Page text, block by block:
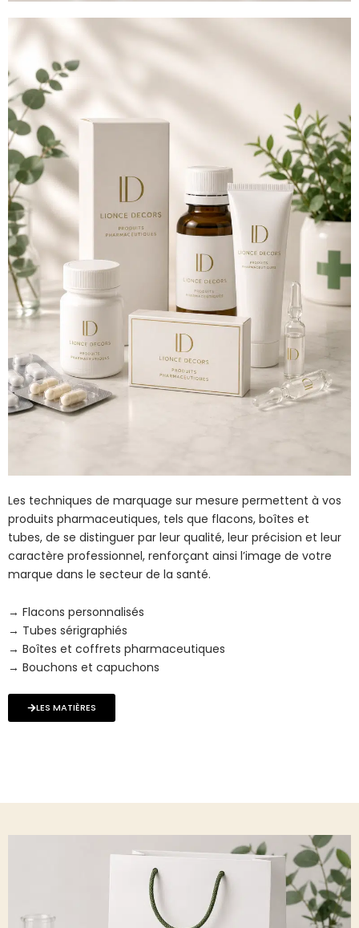
Les techniques de marquage sur mesure permettent à vos
produits pharmaceutiques, tels que flacons, boîtes et
tubes, de se distinguer par leur qualité, leur précision et leur
caractère professionnel, renforçant ainsi l’image de votre
marque dans le secteur de la santé.
→ Flacons personnalisés
→ Tubes sérigraphiés
→ Boîtes et coffrets pharmaceutiques
→ Bouchons et capuchons
LES MATIÈRES